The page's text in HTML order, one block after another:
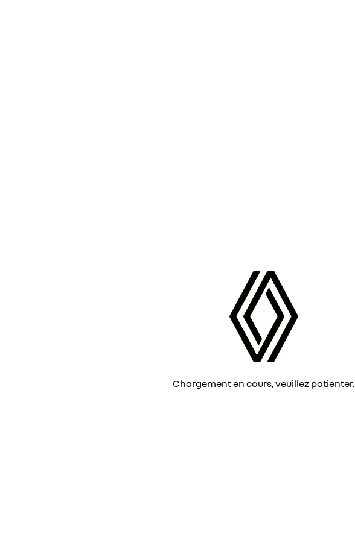
Chargement en cours, veuillez patienter.